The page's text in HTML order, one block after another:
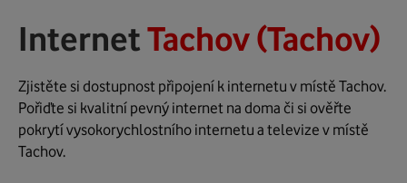
InternetTachov (Tachov)
Zjistěte si dostupnost připojení k internetu v místě Tachov.
Pořiďte si kvalitní pevný internet na doma či si ověřte
pokrytí vysokorychlostního internetu a televize v místě
Tachov.